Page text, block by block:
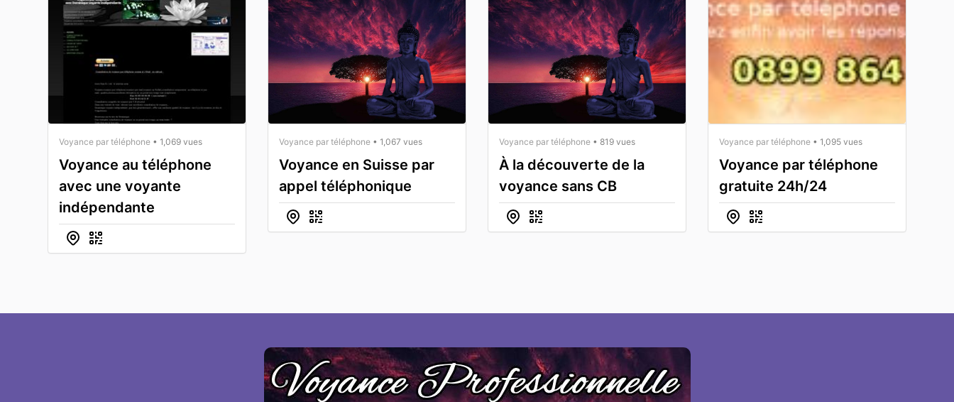
Voyance par téléphone • 1,069 vues
Voyance au téléphone
avec une voyante
indépendante
Voyance par téléphone • 1,067 vues
Voyance en Suisse par
appel téléphonique
Voyance par téléphone • 819 vues
À la découverte de la
voyance sans CB
Voyance par téléphone • 1,095 vues
Voyance par téléphone
gratuite 24h/24